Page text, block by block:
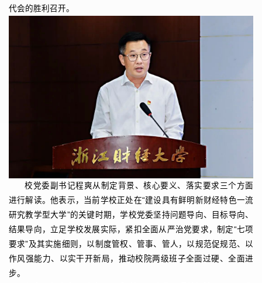
代会的胜利召开。
校党委副书记程爽从制定背景、核心要义、落实要求三个方面
进行解读。他表示，当前学校正处在“建设具有鲜明新财经特色一流
研究教学型大学”的关键时期，学校党委坚持问题导向、目标导向、
结果导向，立足学校发展实际，紧扣全面从严治党要求，制定“七项
要求”及其实施细则，以制度管权、管事、管人，以规范促规范、以
作风强能力、以实干开新局，推动校院两级班子全面过硬、全面进
步。